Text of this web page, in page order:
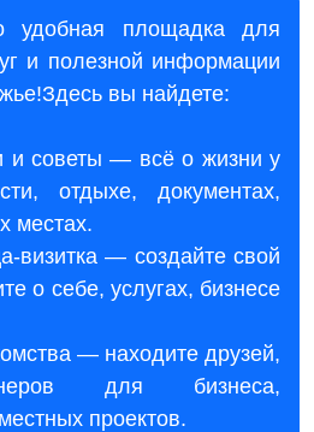
площадка для
и полезной информации
вы найдете:
и советы — всё о жизни у
отдыхе, документах,
местах.
визитка — создайте свой
о себе, услугах, бизнесе
— находите друзей,
для бизнеса,
проектов.